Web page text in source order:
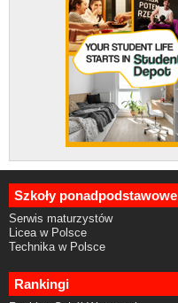
Szkoły ponadpodstawowe
Serwis maturzystów
Licea w Polsce
Technika w Polsce
Rankingi